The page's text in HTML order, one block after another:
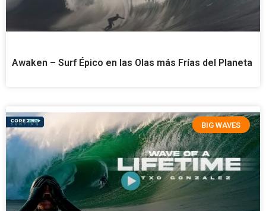
Awaken – Surf Épico en las Olas más Frías del Planeta
BIG WAVES